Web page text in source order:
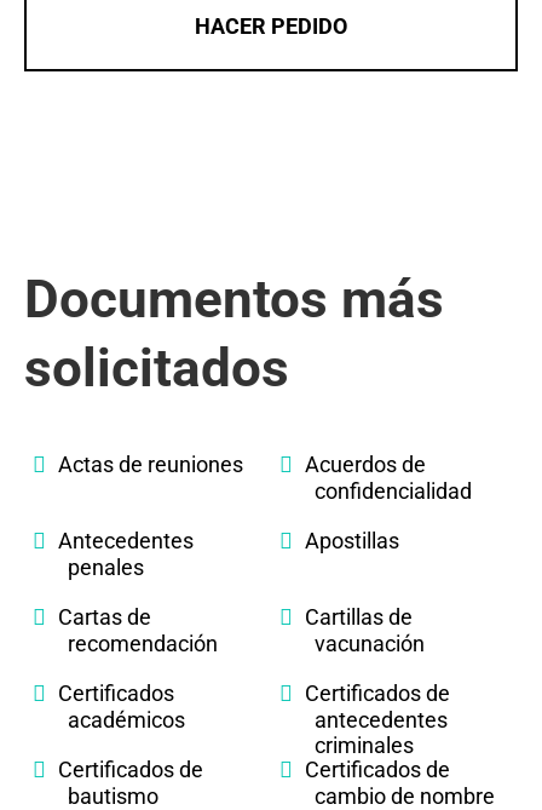
HACER PEDIDO
Documentos más
solicitados
Actas de reuniones
Acuerdos de
confidencialidad
Antecedentes
penales
Apostillas
Cartas de
recomendación
Cartillas de
vacunación
Certificados
académicos
Certificados de
antecedentes
criminales
Certificados de
bautismo
Certificados de
cambio de nombre